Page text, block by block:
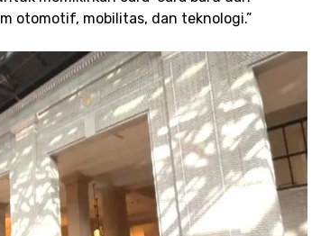
otomotif, mobilitas, dan teknologi.”